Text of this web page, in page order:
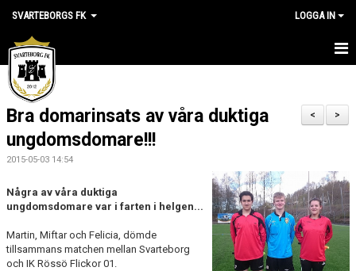
SVARTEBORGS FK LOGGA IN
HEM
NYHETER
OM KLUBBEN
KLUBBSHOP
>
<
Bra domarinsats av våra duktiga
ungdomsdomare!!!
2015-05-03 14:54
Några av våra duktiga
ungdomsdomare var i farten i helgen...
Martin, Miftar och Felicia, dömde
tillsammans matchen mellan Svarteborg
och IK Rössö Flickor 01.